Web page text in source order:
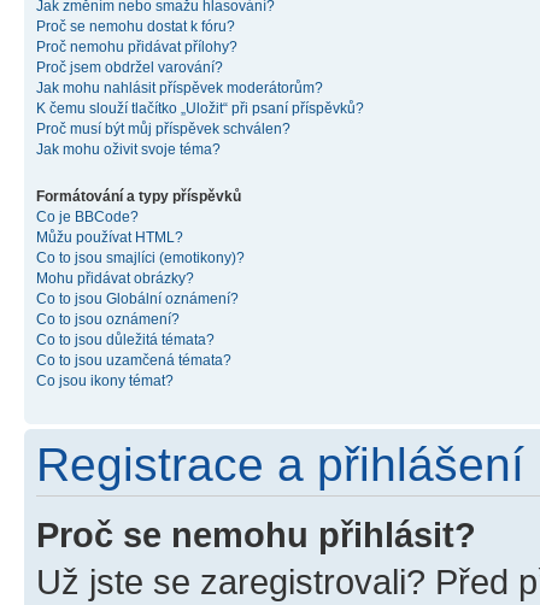
Jak změním nebo smažu hlasování?
Proč se nemohu dostat k fóru?
Proč nemohu přidávat přílohy?
Proč jsem obdržel varování?
Jak mohu nahlásit příspěvek moderátorům?
K čemu slouží tlačítko „Uložit“ při psaní příspěvků?
Proč musí být můj příspěvek schválen?
Jak mohu oživit svoje téma?
Formátování a typy příspěvků
Co je BBCode?
Můžu používat HTML?
Co to jsou smajlíci (emotikony)?
Mohu přidávat obrázky?
Co to jsou Globální oznámení?
Co to jsou oznámení?
Co to jsou důležitá témata?
Co to jsou uzamčená témata?
Co jsou ikony témat?
Registrace a přihlášení
Proč se nemohu přihlásit?
Už jste se zaregistrovali? Před